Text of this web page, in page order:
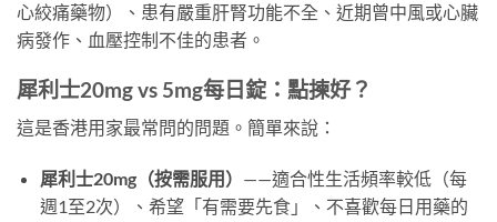
心絞痛藥物）、患有嚴重肝腎功能不全、近期曾中風或心臟
病發作、血壓控制不佳的患者。
犀利士20mg vs 5mg每日錠：點揀好？
這是香港用家最常問的問題。簡單來說：
犀利士20mg（按需服用） ——適合性生活頻率較低（每
週1至2次）、希望「有需要先食」、不喜歡每日用藥的